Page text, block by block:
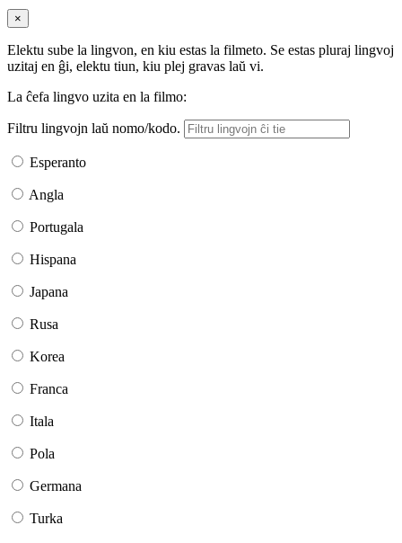
×
Elektu sube la lingvon, en kiu estas la filmeto. Se estas pluraj lingvoj
uzitaj en ĝi, elektu tiun, kiu plej gravas laŭ vi.
La ĉefa lingvo uzita en la filmo:
Filtru lingvojn laŭ nomo/kodo.
Esperanto
Angla
Portugala
Hispana
Japana
Rusa
Korea
Franca
Itala
Pola
Germana
Turka